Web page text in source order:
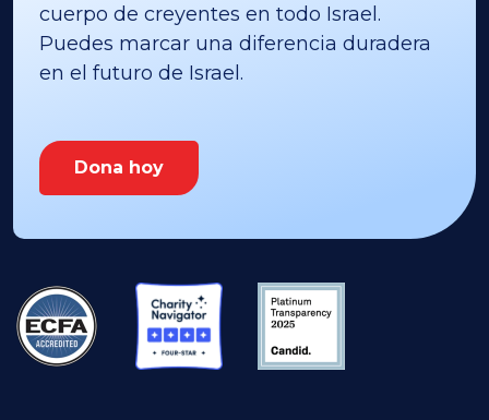
cuerpo de creyentes en todo Israel.
Puedes marcar una diferencia duradera
en el futuro de Israel.
Dona hoy